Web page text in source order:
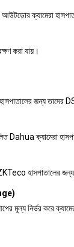
ক্যামেরা
করা যায়।
হাসপাতালের জন্য
Dahua ক্যামেরা
হাসপাতালের
মূল্য নির্ভর করে